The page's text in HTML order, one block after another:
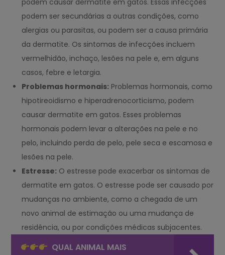
podem causar dermatite em gatos. Essas infecções
podem ser secundárias a outras condições, como
alergias ou parasitas, ou podem ser a causa primária
da dermatite. Os sintomas de infecções incluem
vermelhidão, inchaço, lesões na pele e, em alguns
casos, febre e letargia.
Problemas hormonais: Problemas hormonais, como
hipotireoidismo e hiperadrenocorticismo, podem
causar dermatite em gatos. Esses problemas
hormonais podem levar a alterações na pele e no
pelo, incluindo perda de pelo, pele seca e escamosa e
lesões na pele.
Estresse: O estresse pode exacerbar os sintomas de
dermatite em gatos. O estresse pode ser causado por
mudanças no ambiente, como a chegada de um
novo animal de estimação ou uma mudança de
residência, ou por condições médicas subjacentes.
QUAL ANIMAL MAIS